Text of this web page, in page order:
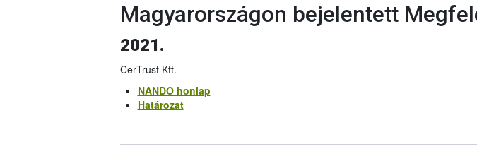
Magyarországon bejelentett
2021.
CerTrust Kft.
NANDO honlap
Határozat